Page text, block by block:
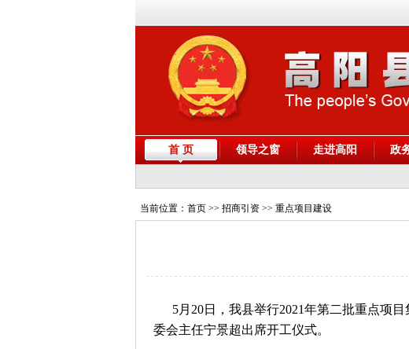
首 页 领导之窗 走进高阳 政
当前位置： 首页 >> 招商引资 >> 重点项目建设
5月20日，我县举行2021年第二批重点项目
委会主任宁景超出席开工仪式。